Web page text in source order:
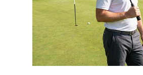
Todos os casos
Pedir um orçamento